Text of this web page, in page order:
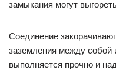
замыкания могут
Соединение
заземления между собой
выполняется прочно и